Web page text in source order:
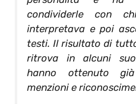
condividerle con
interpretava e poi
testi. Il risultato di
ritrova in alcuni
hanno ottenuto
menzioni e